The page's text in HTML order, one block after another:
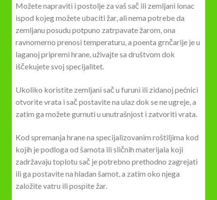
Možete napraviti i postolje za vaš sač ili zemljani lonac
ispod kojeg možete ubaciti žar, ali nema potrebe da
zemljanu posudu potpuno zatrpavate žarom, ona
ravnomerno prenosi temperaturu, a poenta grnčarije je u
laganoj pripremi hrane, uživajte sa društvom dok
iščekujete svoj specijalitet.
Ukoliko koristite zemljani sač u furuni ili zidanoj pećnici
otvorite vrata i sač postavite na ulaz dok se ne ugreje, a
zatim ga možete gurnuti u unutrašnjost i zatvoriti vrata.
Kod spremanja hrane na specijalizovanim roštiljima kod
kojih je podloga od šamota ili sličnih materijala koji
zadržavaju toplotu sač je potrebno prethodno zagrejati
ili ga postavite na hladan šamot, a zatim oko njega
založite vatru ili pospite žar.